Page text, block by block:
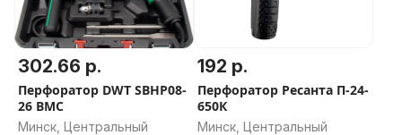
302.66 р.
Перфоратор DWT SBHP08-
26 BMC
Минск, Центральный
192 р.
Перфоратор Ресанта П-24-
650К
Минск, Центральный